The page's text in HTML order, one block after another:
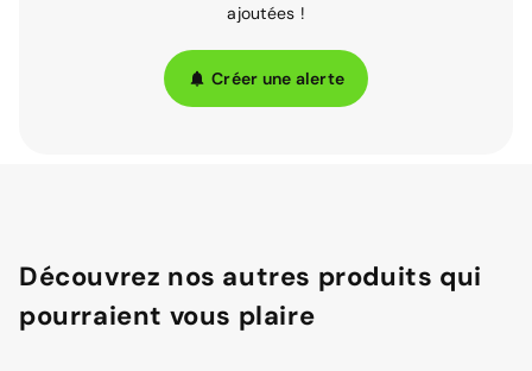
ajoutées !
Créer une alerte
Découvrez nos autres produits qui
pourraient vous plaire